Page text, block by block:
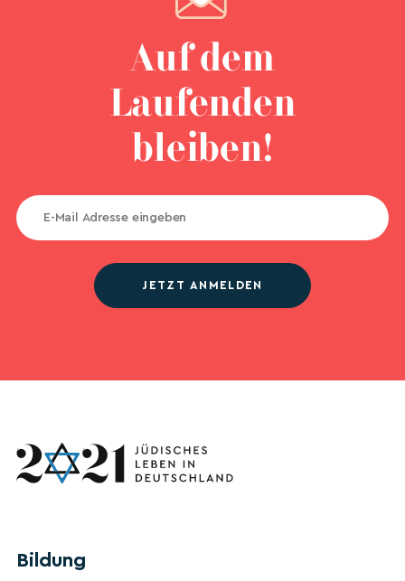
Auf dem
Laufenden
bleiben!
JETZT ANMELDEN
Bildung